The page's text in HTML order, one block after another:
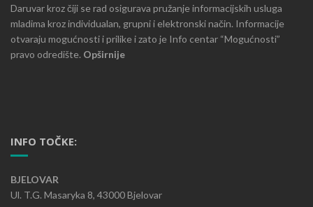
Daruvar kroz čiji se rad osigurava pružanje informacijskih usluga
mladima kroz individualan, grupni i elektronski način. Informacije
otvaraju mogućnosti i prilike i zato je Info centar “Mogućnosti”
pravo odredište. Opširnije
INFO TOČKE:
BJELOVAR
Ul. T.G. Masaryka 8, 43000 Bjelovar